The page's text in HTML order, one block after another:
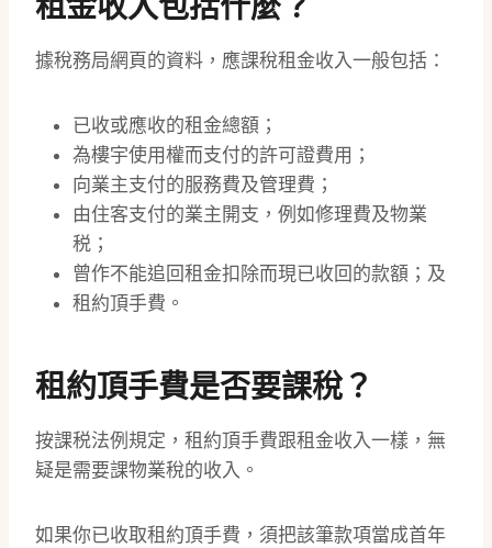
租金收入包括什麼？
據稅務局網頁的資料，應課稅租金收入一般包括：
已收或應收的租金總額；
為樓宇使用權而支付的許可證費用；
向業主支付的服務費及管理費；
由住客支付的業主開支，例如修理費及物業
税；
曾作不能追回租金扣除而現已收回的款額；及
租約頂手費。
租約頂手費是否要課稅？
按課税法例規定，租約頂手費跟租金收入一樣，無
疑是需要課物業稅的收入。
如果你已收取租約頂手費，須把該筆款項當成首年